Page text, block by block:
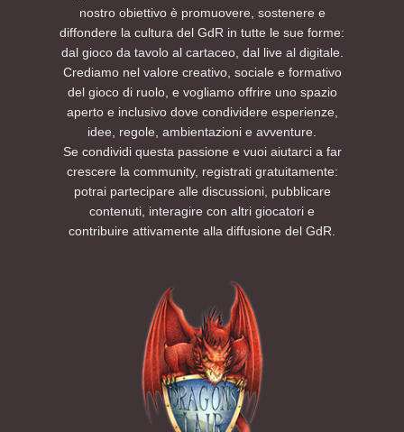
nostro obiettivo è promuovere, sostenere e
diffondere la cultura del GdR in tutte le sue forme:
dal gioco da tavolo al cartaceo, dal live al digitale.
Crediamo nel valore creativo, sociale e formativo
del gioco di ruolo, e vogliamo offrire uno spazio
aperto e inclusivo dove condividere esperienze,
idee, regole, ambientazioni e avventure.
Se condividi questa passione e vuoi aiutarci a far
crescere la community, registrati gratuitamente:
potrai partecipare alle discussioni, pubblicare
contenuti, interagire con altri giocatori e
contribuire attivamente alla diffusione del GdR.